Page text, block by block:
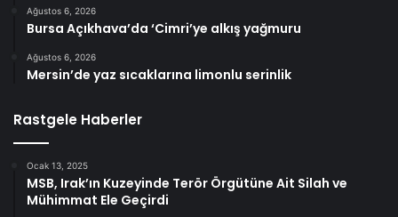
Ağustos 6, 2026
Bursa Açıkhava’da ‘Cimri’ye alkış yağmuru
Ağustos 6, 2026
Mersin’de yaz sıcaklarına limonlu serinlik
Rastgele Haberler
Ocak 13, 2025
MSB, Irak’ın Kuzeyinde Terör Örgütüne Ait Silah ve
Mühimmat Ele Geçirdi